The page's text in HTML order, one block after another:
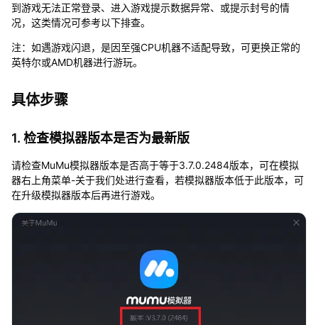
到游戏无法正常登录、进入游戏提示数据异常、或提示封号的情
况，这类情况可参考以下排查。
注：如遇游戏闪退，是因至强CPU机器不适配导致，可更换正常的
英特尔或AMD机器进行游玩。
具体步骤
1. 检查模拟器版本是否为最新版
请检查MuMu模拟器版本是否高于等于3.7.0.2484版本，可在模拟
器右上角菜单-关于我们处进行查看，若模拟器版本低于此版本，可
在升级模拟器版本后再进行游戏。